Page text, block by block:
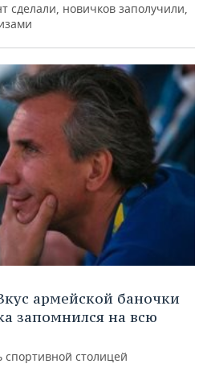
сделали, новичков заполучили,
армейской баночки
запомнился на всю
спортивной столицей